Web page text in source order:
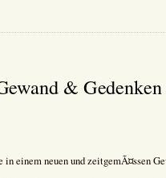
& Gedenken
einem neuen und zeitgemÃ¤ssen